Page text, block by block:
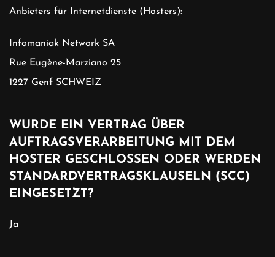
Anbieters für Internetdienste (Hosters):
Infomaniak Network SA
Rue Eugène-Marziano 25
1227 Genf SCHWEIZ
WURDE EIN VERTRAG ÜBER
AUFTRAGSVERARBEITUNG MIT DEM
HOSTER GESCHLOSSEN ODER WERDEN
STANDARDVERTRAGSKLAUSELN (SCC)
EINGESETZT?
Ja